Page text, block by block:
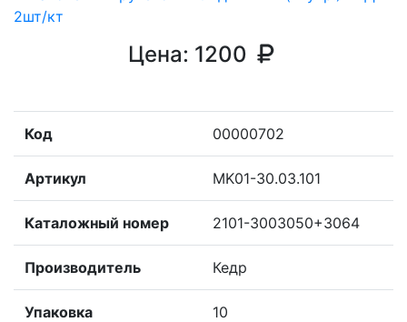
Цена: 1200
Код 00000702
Артикул MK01-30.03.101
Каталожный номер 2101-3003050+3064
Производитель Кедр
Упаковка 10